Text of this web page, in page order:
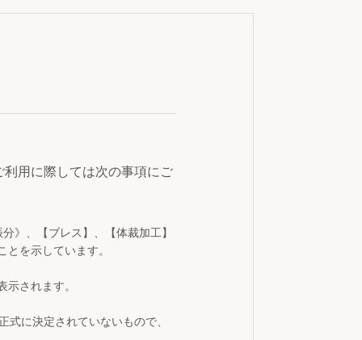
用に際しては次の事項にご
》、【ブレス】、【体裁加工】
を示しています。
されます。
に決定されていないもので、